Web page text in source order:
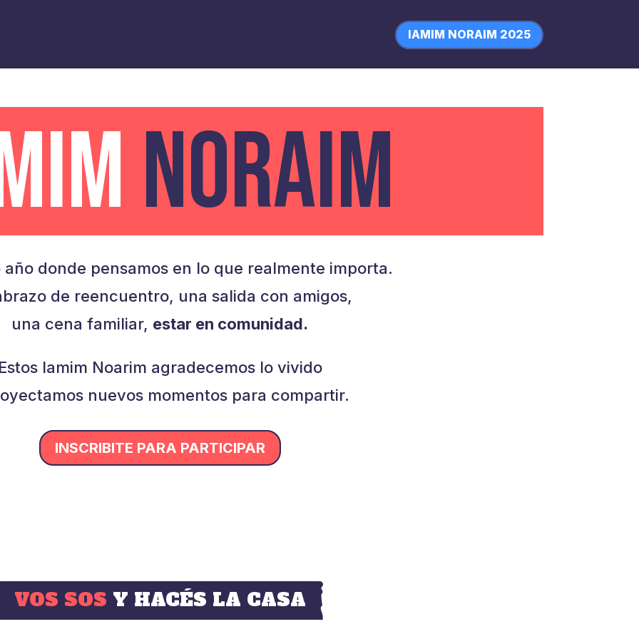
IAMIM NORAIM 2025
NORAIM
donde pensamos en lo que realmente importa.
de reencuentro, una salida con amigos,
una cena familiar, estar en comunidad.
Iamim Noarim agradecemos lo vivido
nuevos momentos para compartir.
INSCRIBITE PARA PARTICIPAR
VOS SOS Y HACÉS LA CASA